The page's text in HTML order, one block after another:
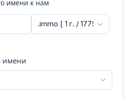
имени к нам
имени